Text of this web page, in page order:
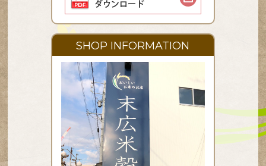
SHOP INFORMATION